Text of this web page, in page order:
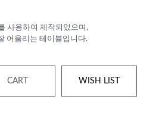
사용하여 제작되었으며,
어울리는 테이블입니다.
CART WISH LIST